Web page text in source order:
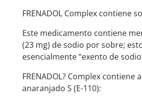
FRENADOL Complex contiene
Este medicamento contiene
(23 mg) de sodio por sobre;
esencialmente “exento de
FRENADOL? Complex contiene
anaranjado S (E-110):